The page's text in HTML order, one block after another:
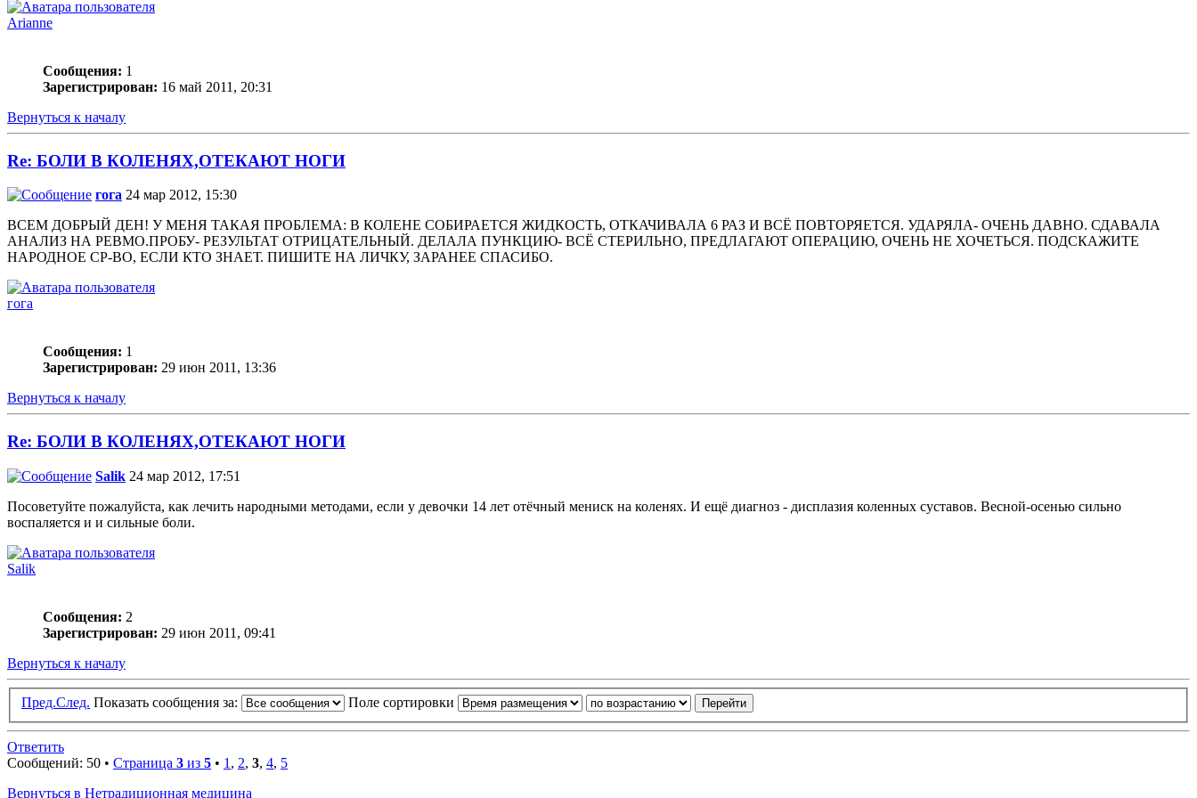
Arianne
Сообщения: 1
Зарегистрирован: 16 май 2011, 20:31
Вернуться к началу
Re: БОЛИ В КОЛЕНЯХ,ОТЕКАЮТ НОГИ
гога 24 мар 2012, 15:30
ВСЕМ ДОБРЫЙ ДЕН! У МЕНЯ ТАКАЯ ПРОБЛЕМА: В КОЛЕНЕ СОБИРАЕТСЯ ЖИДКОСТЬ, ОТКАЧИВАЛА 6 РАЗ И ВСЁ ПОВТОРЯЕТСЯ. УДАРЯЛА- ОЧЕНЬ ДАВНО. СДАВАЛА
АНАЛИЗ НА РЕВМО.ПРОБУ- РЕЗУЛЬТАТ ОТРИЦАТЕЛЬНЫЙ. ДЕЛАЛА ПУНКЦИЮ- ВСЁ СТЕРИЛЬНО, ПРЕДЛАГАЮТ ОПЕРАЦИЮ, ОЧЕНЬ НЕ ХОЧЕТЬСЯ. ПОДСКАЖИТЕ
НАРОДНОЕ СР-ВО, ЕСЛИ КТО ЗНАЕТ. ПИШИТЕ НА ЛИЧКУ, ЗАРАНЕЕ СПАСИБО.
гога
Сообщения: 1
Зарегистрирован: 29 июн 2011, 13:36
Вернуться к началу
Re: БОЛИ В КОЛЕНЯХ,ОТЕКАЮТ НОГИ
Salik 24 мар 2012, 17:51
Посоветуйте пожалуйста, как лечить народными методами, если у девочки 14 лет отёчный мениск на коленях. И ещё диагноз - дисплазия коленных суставов. Весной-осенью сильно
воспаляется и и сильные боли.
Salik
Сообщения: 2
Зарегистрирован: 29 июн 2011, 09:41
Вернуться к началу
Пред.След. Показать сообщения за: Поле сортировки
Ответить
Сообщений: 50 • Страница 3 из 5 • 1 , 2, 3, 4, 5
Вернуться в Нетрадиционная медицина